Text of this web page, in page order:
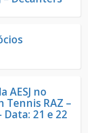
AESJ no
Tennis RAZ –
21 e 22